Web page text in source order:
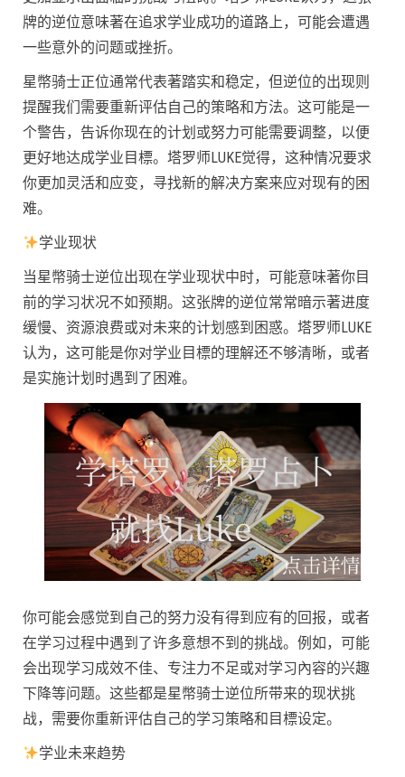
牌的逆位意味著在追求学业成功的道路上，可能会遭遇
一些意外的问题或挫折。
星幣骑士正位通常代表著踏实和稳定，但逆位的出现则
提醒我们需要重新评估自己的策略和方法。这可能是一
个警告，告诉你现在的计划或努力可能需要调整，以便
更好地达成学业目標。塔罗师LUKE觉得，这种情况要求
你更加灵活和应变，寻找新的解决方案来应对现有的困
难。
学业现状
当星幣骑士逆位出现在学业现状中时，可能意味著你目
前的学习状况不如预期。这张牌的逆位常常暗示著进度
缓慢、资源浪费或对未来的计划感到困惑。塔罗师LUKE
认为，这可能是你对学业目標的理解还不够清晰，或者
是实施计划时遇到了困难。
你可能会感觉到自己的努力没有得到应有的回报，或者
在学习过程中遇到了许多意想不到的挑战。例如，可能
会出现学习成效不佳、专注力不足或对学习內容的兴趣
下降等问题。这些都是星幣骑士逆位所带来的现状挑
战，需要你重新评估自己的学习策略和目標设定。
学业未来趋势